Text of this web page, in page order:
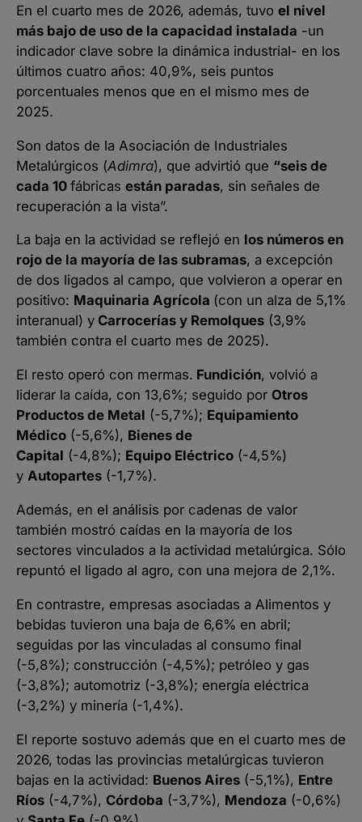
En el cuarto mes de 2026, además, tuvo el nivel
más bajo de uso de la capacidad instalada -un
indicador clave sobre la dinámica industrial- en los
últimos cuatro años: 40,9%, seis puntos
porcentuales menos que en el mismo mes de
2025.
Son datos de la Asociación de Industriales
Metalúrgicos (Adimra), que advirtió que “seis de
cada 10 fábricas están paradas, sin señales de
recuperación a la vista”.
La baja en la actividad se reflejó en los números en
rojo de la mayoría de las subramas, a excepción
de dos ligados al campo, que volvieron a operar en
positivo: Maquinaria Agrícola (con un alza de 5,1%
interanual) y Carrocerías y Remolques (3,9%
también contra el cuarto mes de 2025).
El resto operó con mermas. Fundición, volvió a
liderar la caída, con 13,6%; seguido por Otros
Productos de Metal (-5,7%); Equipamiento
Médico (-5,6%), Bienes de
Capital (-4,8%); Equipo Eléctrico (-4,5%)
y Autopartes (-1,7%).
Además, en el análisis por cadenas de valor
también mostró caídas en la mayoría de los
sectores vinculados a la actividad metalúrgica. Sólo
repuntó el ligado al agro, con una mejora de 2,1%.
En contrastre, empresas asociadas a Alimentos y
bebidas tuvieron una baja de 6,6% en abril;
seguidas por las vinculadas al consumo final
(-5,8%); construcción (-4,5%); petróleo y gas
(-3,8%); automotriz (-3,8%); energía eléctrica
(-3,2%) y minería (-1,4%).
El reporte sostuvo además que en el cuarto mes de
2026, todas las provincias metalúrgicas tuvieron
bajas en la actividad: Buenos Aires (-5,1%), Entre
Ríos (-4,7%), Córdoba (-3,7%), Mendoza (-0,6%)